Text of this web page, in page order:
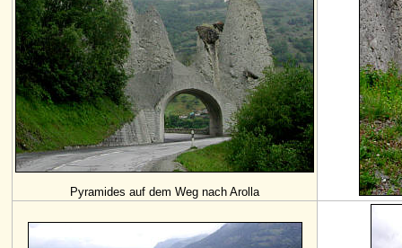
Pyramides auf dem Weg nach Arolla